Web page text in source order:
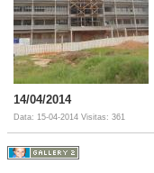
14/04/2014
Data: 15-04-2014 Visitas: 361